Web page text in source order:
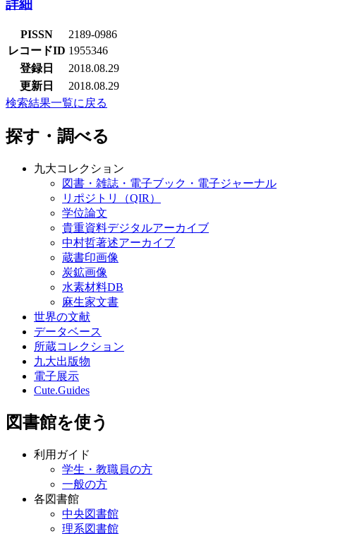
詳細
PISSN
2189-0986
レコードID 1955346
登録日
2018.08.29
更新日
2018.08.29
検索結果一覧に戻る
探す・調べる
九大コレクション
図書・雑誌・電子ブック・電子ジャーナル
リポジトリ（QIR）
学位論文
貴重資料デジタルアーカイブ
中村哲著述アーカイブ
蔵書印画像
炭鉱画像
水素材料DB
麻生家文書
世界の文献
データベース
所蔵コレクション
九大出版物
電子展示
Cute.Guides
図書館を使う
利用ガイド
学生・教職員の方
一般の方
各図書館
中央図書館
理系図書館